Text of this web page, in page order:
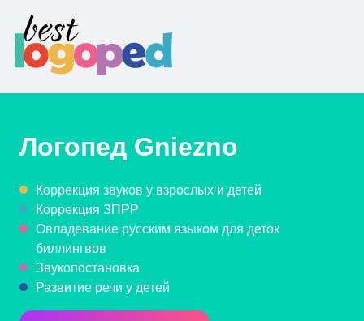
Логопед Gniezno
Коррекция звуков у взрослых и детей
Коррекция ЗПРР
Овладевание русским языком для деток
биллингвов
Звукопостановка
Развитие речи у детей